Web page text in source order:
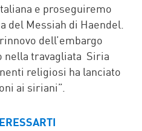
e proseguiremo
del Messiah di Haendel.
dell’embargo
nella travagliata Siria
religiosi ha lanciato
ai siriani”.